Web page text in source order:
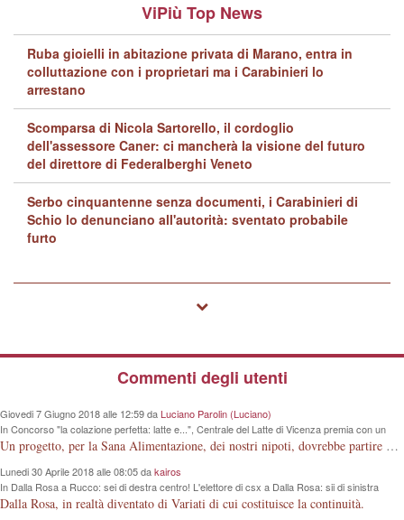
ViPiù Top News
Ruba gioielli in abitazione privata di Marano, entra in
colluttazione con i proprietari ma i Carabinieri lo
arrestano
Scomparsa di Nicola Sartorello, il cordoglio
dell'assessore Caner: ci mancherà la visione del futuro
del direttore di Federalberghi Veneto
Serbo cinquantenne senza documenti, i Carabinieri di
Schio lo denunciano all'autorità: sventato probabile
furto
Commenti degli utenti
Giovedi 7 Giugno 2018 alle 12:59 daLuciano Parolin (Luciano)
In Concorso "la colazione perfetta: latte e...", Centrale del Latte di Vicenza premia con un
iPad Primaria "G. Rodari" e altre 4 scuole
Un progetto, per la Sana Alimentazione, dei nostri nipoti, dovrebbe partire dalla conoscenza della Mucca da Latte. La Vacca che produce la materia prima. Meno lezioni, più visioni dirette.
Lunedi 30 Aprile 2018 alle 08:05 dakairos
In Dalla Rosa a Rucco: sei di destra centro! L'elettore di csx a Dalla Rosa: sii di sinistra
centro!
Dalla Rosa, in realtà diventato di Variati di cui costituisce la continuità.